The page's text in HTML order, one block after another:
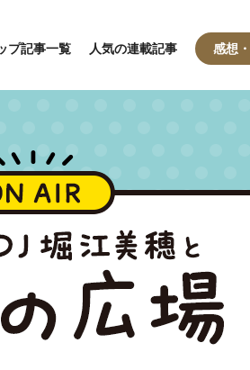
プ記事一覧 人気の連載記事 感想